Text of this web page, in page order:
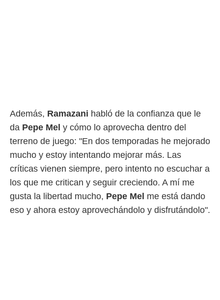
Además, Ramazani habló de la confianza que le
da Pepe Mel y cómo lo aprovecha dentro del
terreno de juego: "En dos temporadas he mejorado
mucho y estoy intentando mejorar más. Las
críticas vienen siempre, pero intento no escuchar a
los que me critican y seguir creciendo. A mí me
gusta la libertad mucho, Pepe Mel me está dando
eso y ahora estoy aprovechándolo y disfrutándolo".